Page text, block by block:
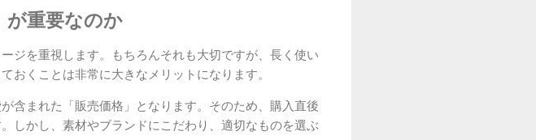
が重要なのか
ジを重視します。もちろんそれも大切ですが、長く使い
おくことは非常に大きなメリットになります。
含まれた「販売価格」となります。そのため、購入直後
しかし、素材やブランドにこだわり、適切なものを選ぶ